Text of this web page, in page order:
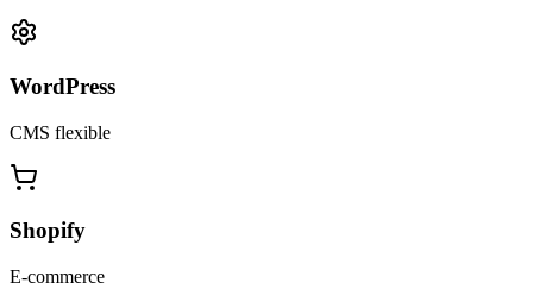
WordPress
CMS flexible
Shopify
E-commerce